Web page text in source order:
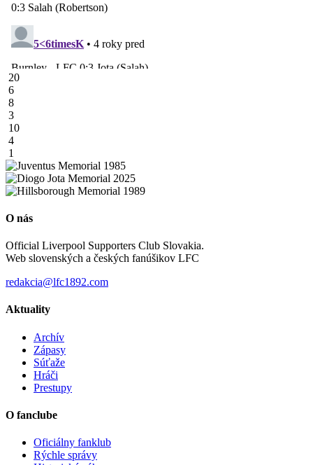
20
6
8
3
10
4
1
O nás
Official Liverpool Supporters Club Slovakia.
Web slovenských a českých fanúšikov LFC
redakcia@lfc1892.com
Aktuality
Archív
Zápasy
Súťaže
Hráči
Prestupy
O fanclube
Oficiálny fanklub
Rýchle správy